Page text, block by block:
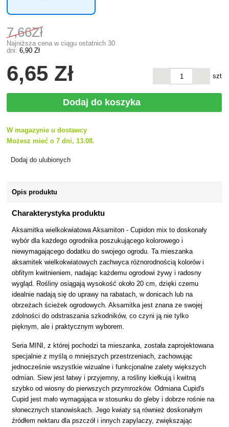
7,66Zł
Najniższa cena w ciągu ostatnich 30
dni: 6,90 Zł
6,65 Zł szt
Dodaj do koszyka
W magazynie u dostawcy
Możesz mieć o 7 dni, 13.08.
Dodaj do ulubionych
Opis produktu
Charakterystyka produktu
Aksamitka wielkokwiatowa Aksamiton - Cupidon mix to doskonały
wybór dla każdego ogrodnika poszukującego kolorowego i
niewymagającego dodatku do swojego ogrodu. Ta mieszanka
aksamitek wielkokwiatowych zachwyca różnorodnością kolorów i
obfitym kwitnieniem, nadając każdemu ogrodowi żywy i radosny
wygląd. Rośliny osiągają wysokość około 20 cm, dzięki czemu
idealnie nadają się do uprawy na rabatach, w donicach lub na
obrzeżach ścieżek ogrodowych. Aksamitka jest znana ze swojej
zdolności do odstraszania szkodników, co czyni ją nie tylko
pięknym, ale i praktycznym wyborem.
Seria MINI, z której pochodzi ta mieszanka, została zaprojektowana
specjalnie z myślą o mniejszych przestrzeniach, zachowując
jednocześnie wszystkie wizualne i funkcjonalne zalety większych
odmian. Siew jest łatwy i przyjemny, a rośliny kiełkują i kwitną
szybko od wiosny do pierwszych przymrozków. Odmiana Cupid's
Cupid jest mało wymagająca w stosunku do gleby i dobrze rośnie na
słonecznych stanowiskach. Jego kwiaty są również doskonałym
źródłem nektaru dla pszczół i innych zapylaczy, zwiększając